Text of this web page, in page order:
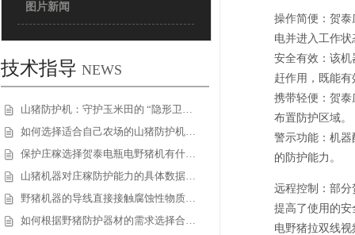
图片新闻
技术指导 NEWS
山猪防护机：守护玉米田的 “隐形卫…
如何选择适合自己农场的山猪防护机…
保护庄稼选择贺泰电瓶电野猪机有什…
山猪机器对庄稼防护能力的具体数据…
野猪机器的导线直接接触腐蚀性物质…
如何根据野猪防护器材的需求选择合…
操作简便 ：贺
电并进入工作
安全有效 ：该
赶作用，既能
携带轻便 ：贺
布置防护区域。
警示功能 ：机
的防护能力。
远程控制 ：部
提高了使用的
电野猪拉双线